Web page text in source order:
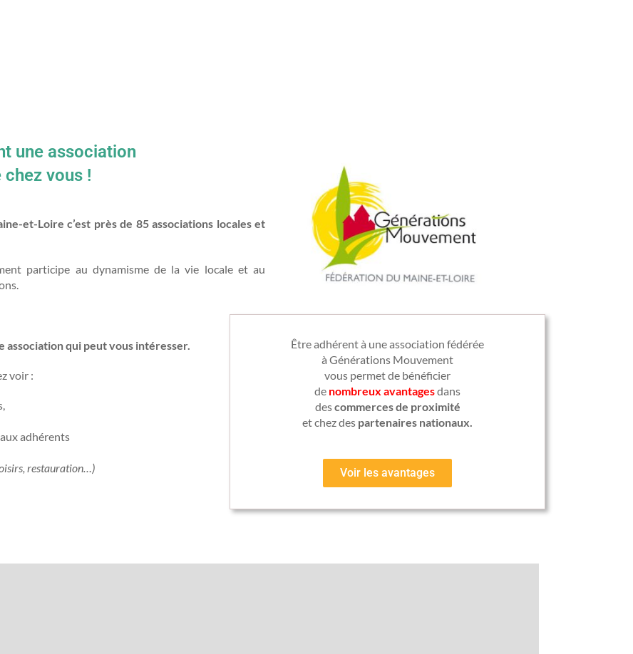
une association
chez vous !
et-Loire c’est près de 85 associations locales et
participe au dynamisme de la vie locale et au
qui peut vous intéresser.
voir :
adhérents
restauration…)
Être adhérent à une association fédérée
à Générations Mouvement
vous permet de bénéficier
de nombreux avantagesdans
descommerces de proximité
et chez des partenaires nationaux.
Voir les avantages